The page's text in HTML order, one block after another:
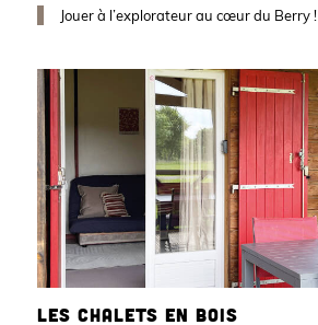
Jouer à l’explorateur au cœur du Berry !
LES CHALETS EN BOIS